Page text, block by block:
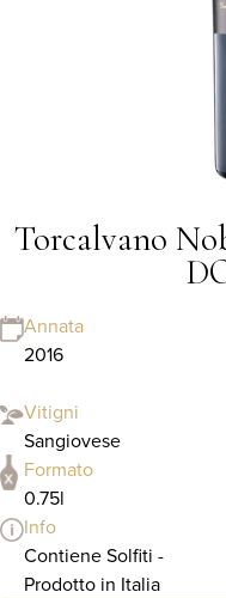
Torcalvano
Annata
2016
Vitigni
Sangiovese
Formato
0.75l
Info
Contiene Solfiti -
Prodotto in Italia